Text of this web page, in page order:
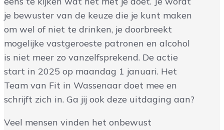
je bewuster van de keuze die je kunt maken
om wel of niet te drinken, je doorbreekt
mogelijke vastgeroeste patronen en alcohol
is niet meer zo vanzelfsprekend. De actie
start in 2025 op maandag 1 januari. Het
Team van Fit in Wassenaar doet mee en
schrijft zich in. Ga jij ook deze uitdaging aan?
Veel mensen vinden het onbewust